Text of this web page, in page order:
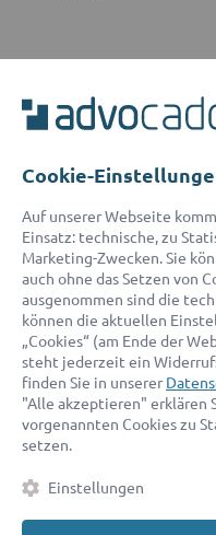
Unser Serviceteam ist von
E-Mail:
© 2026 advocado - einfach
Cookie-
Auf unserer Webseite
Einsatz: technische, zu
Marketing-Zwecken. Sie
auch ohne das Setzen von
ausgenommen sind die
können die aktuellen
„Cookies“ (am Ende der
steht jederzeit ein
finden Sie in unserer
"Alle akzeptieren" erklären
vorgenannten Cookies zu
setzen.
Einstellungen